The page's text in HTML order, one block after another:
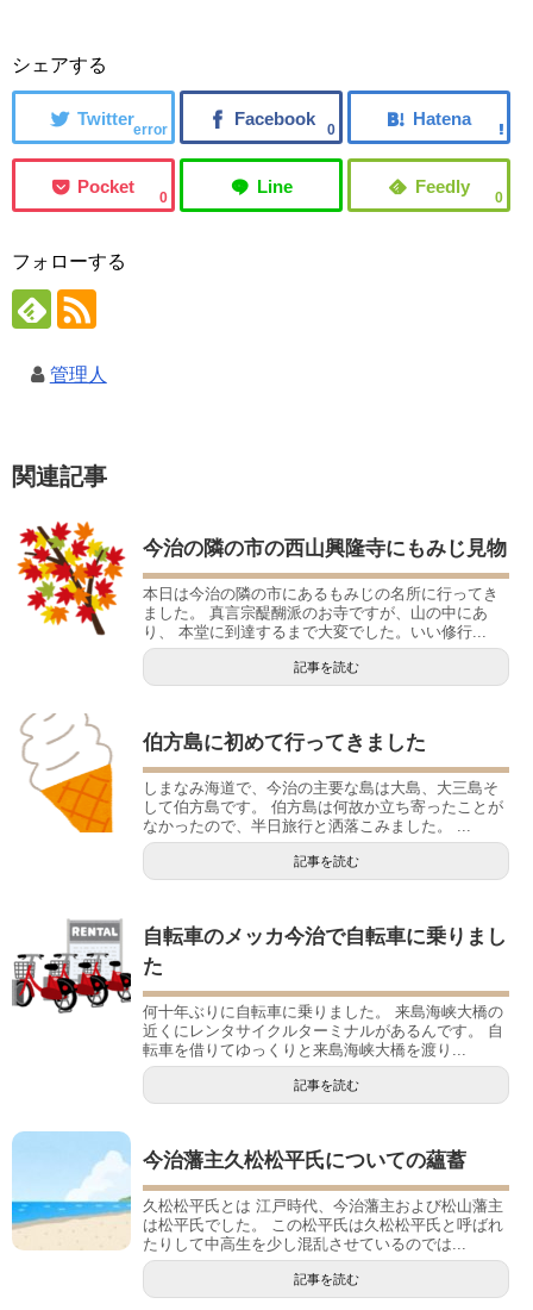
シェアする
error 0
0 0
フォローする
管理人
関連記事
今治の隣の市の西山興隆寺にもみじ見物
本日は今治の隣の市にあるもみじの名所に行ってき
ました。 真言宗醍醐派のお寺ですが、山の中にあ
り、 本堂に到達するまで大変でした。いい修行...
記事を読む
伯方島に初めて行ってきました
しまなみ海道で、今治の主要な島は大島、大三島そ
して伯方島です。 伯方島は何故か立ち寄ったことが
なかったので、半日旅行と洒落こみました。 ...
記事を読む
自転車のメッカ今治で自転車に乗りまし
た
何十年ぶりに自転車に乗りました。 来島海峡大橋の
近くにレンタサイクルターミナルがあるんです。 自
転車を借りてゆっくりと来島海峡大橋を渡り...
記事を読む
今治藩主久松松平氏についての蘊蓄
久松松平氏とは 江戸時代、今治藩主および松山藩主
は松平氏でした。 この松平氏は久松松平氏と呼ばれ
たりして中高生を少し混乱させているのでは...
記事を読む